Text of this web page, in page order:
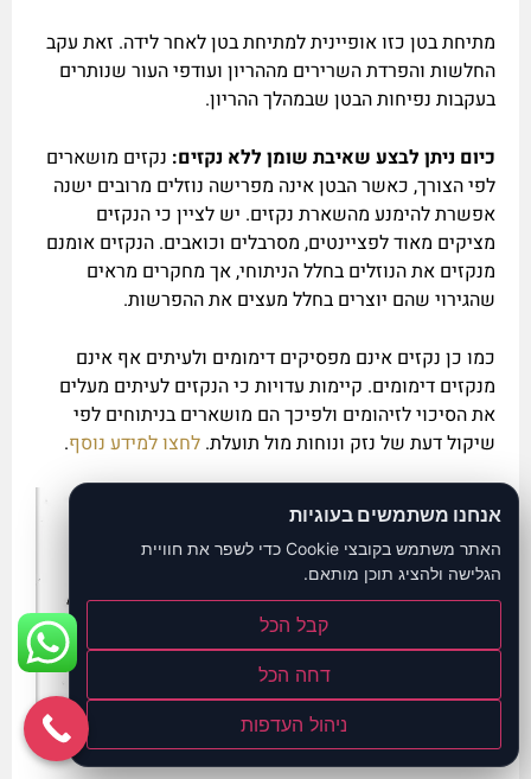
מתיחת בטן כזו אופיינית למתיחת בטן לאחר לידה. זאת עקב
החלשות והפרדת השרירים מההריון ועודפי העור שנותרים
בעקבות נפיחות הבטן שבמהלך ההריון.
כיום ניתן לבצע שאיבת שומן ללא נקזים: נקזים מושארים
לפי הצורך, כאשר הבטן אינה מפרישה נוזלים מרובים ישנה
אפשרת להימנע מהשארת נקזים. יש לציין כי הנקזים
מציקים מאוד לפציינטים, מסרבלים וכואבים. הנקזים אומנם
מנקזים את הנוזלים בחלל הניתוחי, אך מחקרים מראים
שהגירוי שהם יוצרים בחלל מעצים את ההפרשות.
כמו כן נקזים אינם מפסיקים דימומים ולעיתים אף אינם
מנקזים דימומים. קיימות עדויות כי הנקזים לעיתים מעלים
את הסיכוי לזיהומים ולפיכך הם מושארים בניתוחים לפי
שיקול דעת של נזק ונוחות מול תועלת. לחצו למידע נוסף.
אנחנו משתמשים בעוגיות
האתר משתמש בקובצי Cookie כדי לשפר את חוויית
הגלישה ולהציג תוכן מותאם.
קבל הכל
דחה הכל
ניהול העדפות